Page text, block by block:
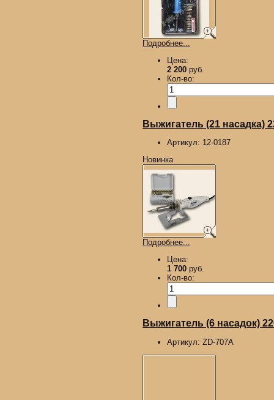
Подробнее...
Цена:
2 200 руб.
Кол-во:
Выжигатель (21 насадка)
Артикул: 12-0187
Новинка
Подробнее...
Цена:
1 700 руб.
Кол-во:
Выжигатель (6 насадок)
Артикул: ZD-707A